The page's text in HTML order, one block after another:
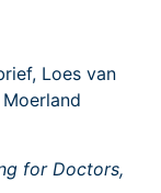
Loes van
for Doctors,